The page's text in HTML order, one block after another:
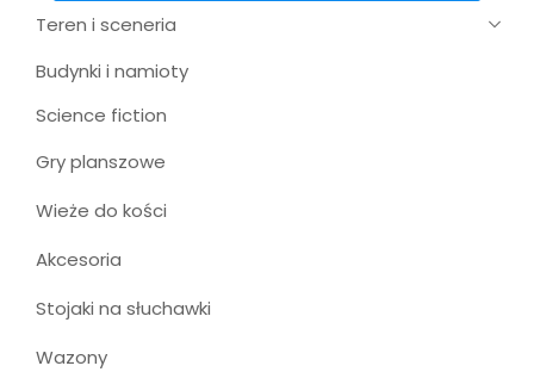
Teren i sceneria
Budynki i namioty
Science fiction
Gry planszowe
Wieże do kości
Akcesoria
Stojaki na słuchawki
Wazony